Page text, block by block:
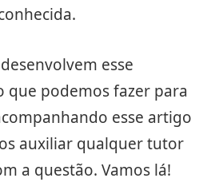
esse
que podemos fazer para
esse artigo
auxiliar qualquer tutor
a questão. Vamos lá!